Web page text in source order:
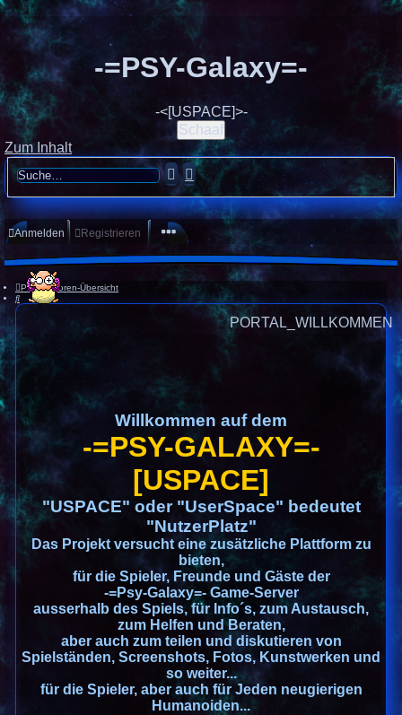
-=PSY-Galaxy=-
-<[USPACE]>-
Schaaf
Zum Inhalt
SucheErweiterte
Suche
Anmelden Registrieren
Portal
Foren-Übersicht
Suche
PORTAL_WILLKOMMEN
Willkommen auf dem
-=PSY-GALAXY=-
[USPACE]
"USPACE" oder "UserSpace" bedeutet
"NutzerPlatz"
Das Projekt versucht eine zusätzliche Plattform zu
bieten,
für die Spieler, Freunde und Gäste der
-=Psy-Galaxy=- Game-Server
ausserhalb des Spiels, für Info´s, zum Austausch,
zum Helfen und Beraten,
aber auch zum teilen und diskutieren von
Spielständen, Screenshots, Fotos, Kunstwerken und
so weiter...
für die Spieler, aber auch für Jeden neugierigen
Humanoiden...